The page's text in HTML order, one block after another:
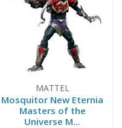
MATTEL
Mosquitor New Eternia
Masters of the
Universe M...